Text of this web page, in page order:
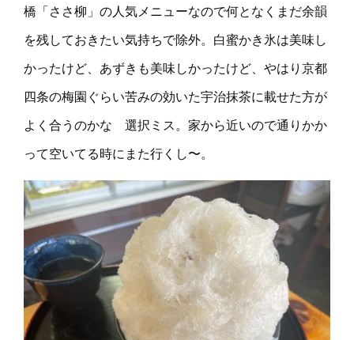
橋「ささ柳」の人気メニューなので何となくまだ余韻
を残しておきたい気持ちで除外。白蜜かき氷は美味し
かったけど、あずきも美味しかったけど、やはり京都
四条の梅園ぐらい苦みの効いた宇治抹茶に載せた方が
よく合うのかな 選択ミス。家から近いので通りかか
って空いてる時にまた行くし〜。